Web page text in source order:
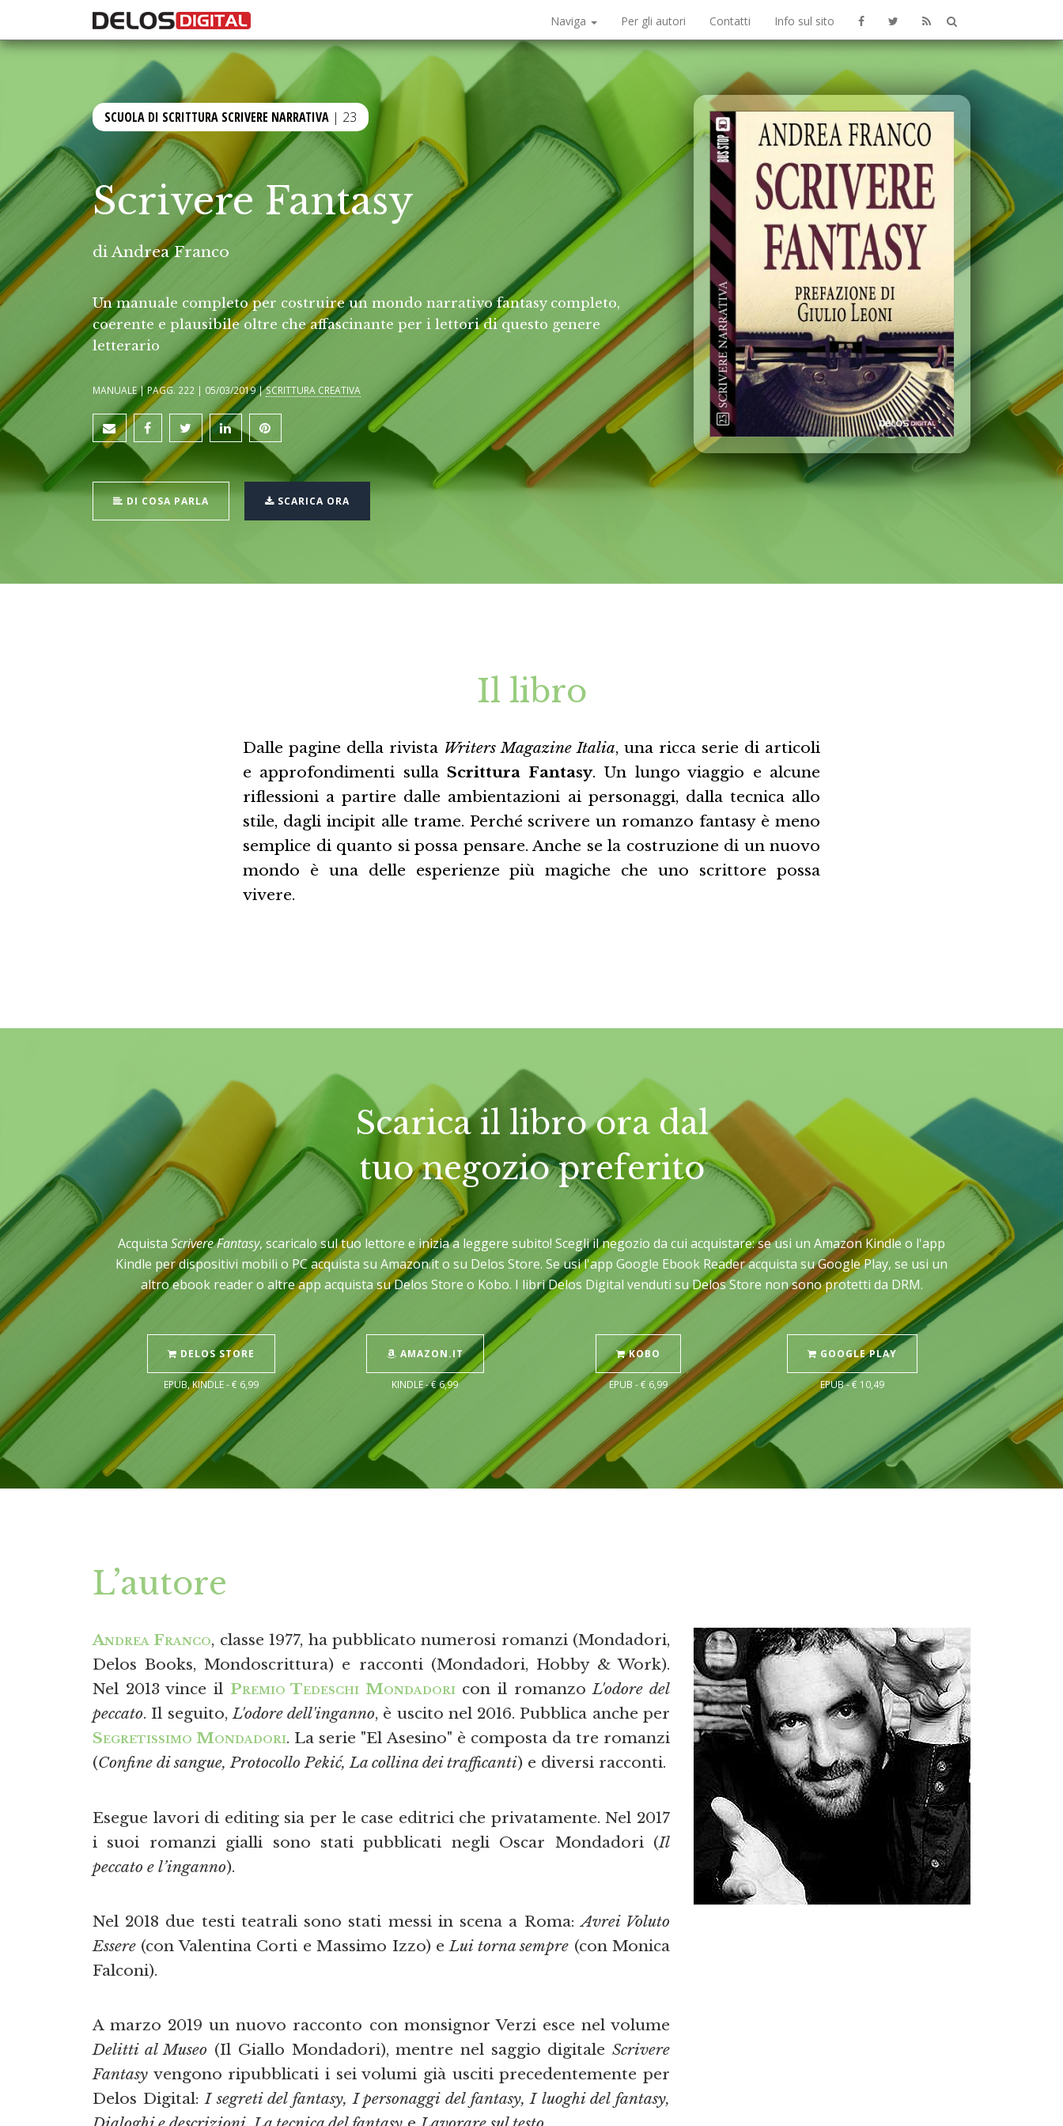
Naviga Per gli autori Contatti Info sul sito
SCUOLA DI SCRITTURA SCRIVERE NARRATIVA | 23
Scrivere Fantasy
di Andrea Franco
Un manuale completo per costruire un mondo narrativo fantasy completo,
coerente e plausibile oltre che affascinante per i lettori di questo genere
letterario
MANUALE | PAGG. 222 | 05/03/2019 |SCRITTURA CREATIVA
DI COSA PARLA SCARICA ORA
Il libro
Dalle pagine della rivista Writers Magazine Italia, una ricca serie di articoli
e approfondimenti sulla Scrittura Fantasy. Un lungo viaggio e alcune
riflessioni a partire dalle ambientazioni ai personaggi, dalla tecnica allo
stile, dagli incipit alle trame. Perché scrivere un romanzo fantasy è meno
semplice di quanto si possa pensare. Anche se la costruzione di un nuovo
mondo è una delle esperienze più magiche che uno scrittore possa
vivere.
Scarica il libro ora dal
tuo negozio preferito
Acquista Scrivere Fantasy, scaricalo sul tuo lettore e inizia a leggere subito! Scegli il negozio da cui acquistare: se usi un Amazon Kindle o l'app
Kindle per dispositivi mobili o PC acquista su Amazon.it o su Delos Store. Se usi l'app Google Ebook Reader acquista su Google Play, se usi un
altro ebook reader o altre app acquista su Delos Store o Kobo. I libri Delos Digital venduti su Delos Store non sono protetti da DRM.
DELOS STORE
EPUB, KINDLE - € 6,99
AMAZON.IT
KINDLE - € 6,99
KOBO
EPUB - € 6,99
GOOGLE PLAY
EPUB - € 10,49
L’autore
Andrea Franco, classe 1977, ha pubblicato numerosi romanzi (Mondadori,
Delos Books, Mondoscrittura) e racconti (Mondadori, Hobby & Work).
Nel 2013 vince il Premio Tedeschi Mondadoricon il romanzoL'odore del
peccato. Il seguito,L'odore dell'inganno, è uscito nel 2016. Pubblica anche per
Segretissimo Mondadori. La serie "El Asesino" è composta da tre romanzi
(Confine di sangue, Protocollo Pekić, La collina dei trafficanti) e diversi racconti.
Esegue lavori di editing sia per le case editrici che privatamente. Nel 2017
i suoi romanzi gialli sono stati pubblicati negli Oscar Mondadori (Il
peccato e l’inganno).
Nel 2018 due testi teatrali sono stati messi in scena a Roma:Avrei Voluto
Essere (con Valentina Corti e Massimo Izzo) eLui torna sempre (con Monica
Falconi).
A marzo 2019 un nuovo racconto con monsignor Verzi esce nel volume
Delitti al Museo (Il Giallo Mondadori), mentre nel saggio digitaleScrivere
Fantasy vengono ripubblicati i sei volumi già usciti precedentemente per
Delos Digital:I segreti del fantasy, I personaggi del fantasy, I luoghi del fantasy,